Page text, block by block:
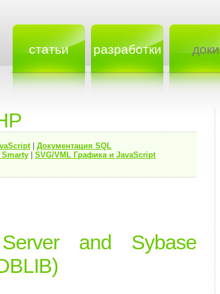
статьи разработки доки
| Документация SQL
SVG/VML Графика и JavaScript
and Sybase